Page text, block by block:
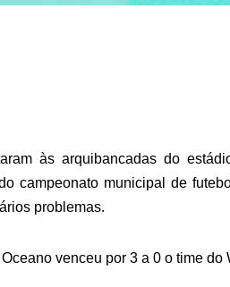
às arquibancadas do
campeonato municipal de
problemas.
venceu por 3 a 0 o time do